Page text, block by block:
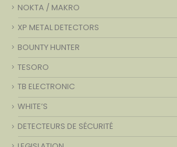
NOKTA / MAKRO
XP METAL DETECTORS
BOUNTY HUNTER
TESORO
TB ELECTRONIC
WHITE’S
DETECTEURS DE SÉCURITÉ